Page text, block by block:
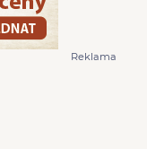
Reklama